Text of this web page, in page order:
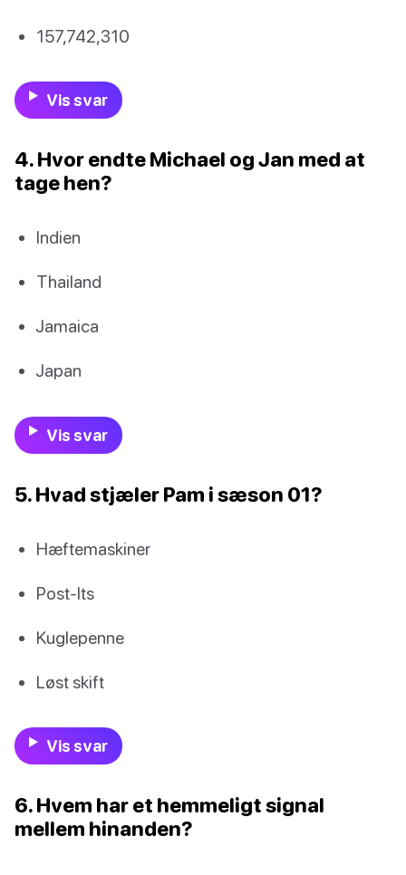
157,742,310
Vis svar
4. Hvor endte Michael og Jan med at
tage hen?
Indien
Thailand
Jamaica
Japan
Vis svar
5. Hvad stjæler Pam i sæson 01?
Hæftemaskiner
Post-Its
Kuglepenne
Løst skift
Vis svar
6. Hvem har et hemmeligt signal
mellem hinanden?